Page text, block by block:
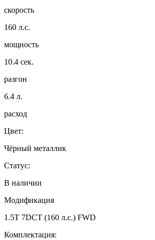
скорость
160 л.с.
мощность
10.4 сек.
разгон
6.4 л.
расход
Цвет:
Чёрный металлик
Статус:
В наличии
Модификация
1.5T 7DCT (160 л.с.) FWD
Комплектация: